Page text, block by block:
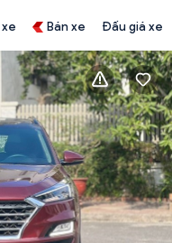
Bán xe Đấu giá xe